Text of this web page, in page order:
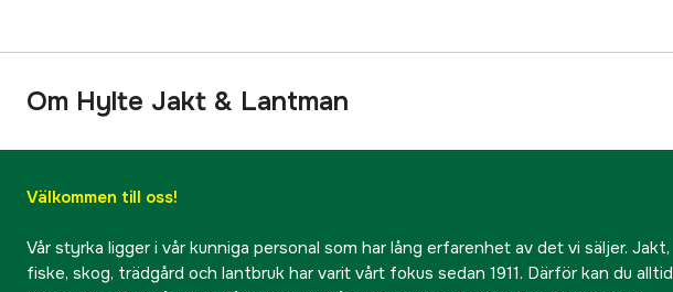
Om Hylte Jakt & Lantman
Välkommen till oss!
Vår styrka ligger i vår kunniga personal som har lång erfarenhet av det vi säljer. Jakt,
fiske, skog, trädgård och lantbruk har varit vårt fokus sedan 1911. Därför kan du alltid